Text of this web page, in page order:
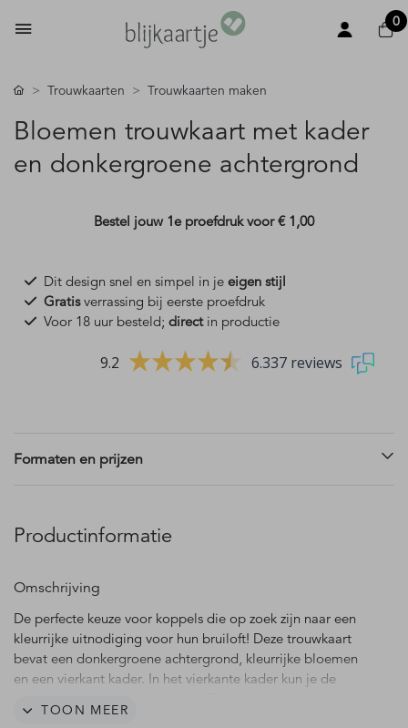
0
Trouwkaarten Trouwkaarten maken
Bloemen trouwkaart met kader
en donkergroene achtergrond
Bestel jouw 1e proefdruk voor€ 1,00
Dit design snel en simpel in je eigen stijl
Gratisverrassing bij eerste proefdruk
Voor 18 uur besteld; directin productie
9.2 6.337 reviews
Formaten en prijzen
Productinformatie
Omschrijving
De perfecte keuze voor koppels die op zoek zijn naar een
kleurrijke uitnodiging voor hun bruiloft! Deze trouwkaart
bevat een donkergroene achtergrond, kleurrijke bloemen
en een vierkant kader. In het vierkante kader kun je de
eigen smaak aan in onze online editor en maak zeker indruk
TOON MEER